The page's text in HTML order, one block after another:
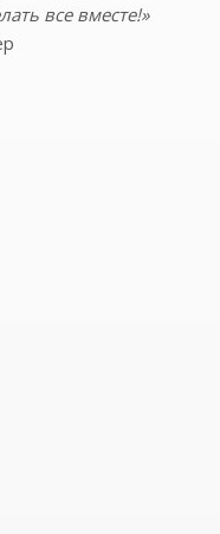
все вместе!»